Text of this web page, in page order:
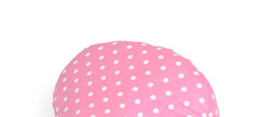
DAMSKIE